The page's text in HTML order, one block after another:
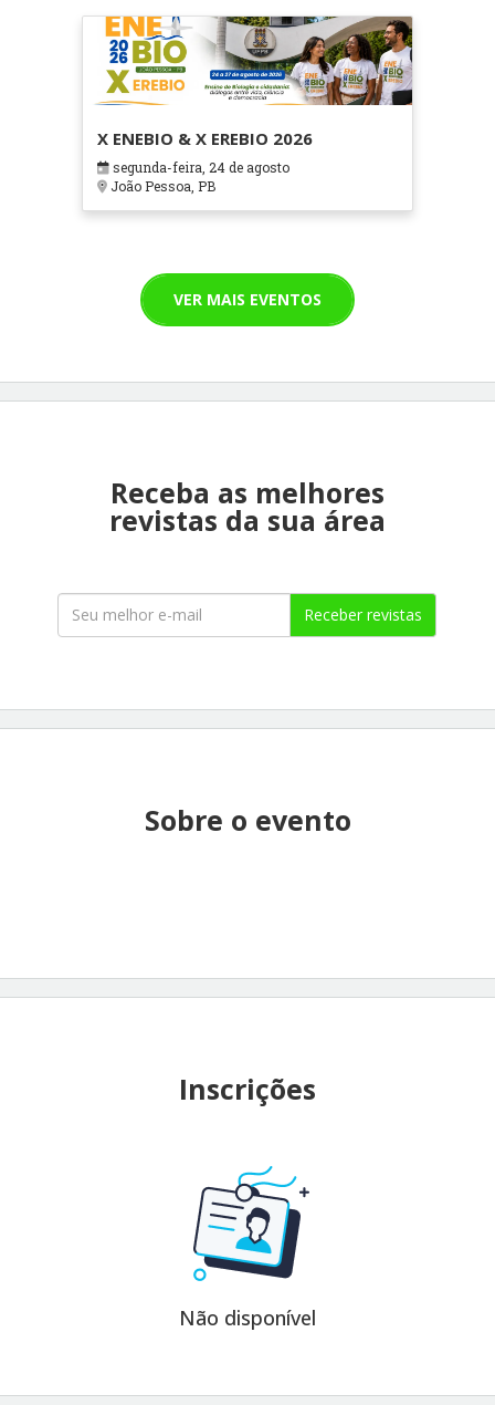
X ENEBIO & X EREBIO 2026
segunda-feira, 24 de agosto
João Pessoa, PB
VER MAIS EVENTOS
Receba as melhores
revistas da sua área
Receber revistas
Sobre o evento
Inscrições
Não disponível